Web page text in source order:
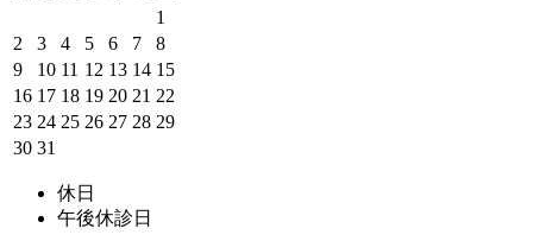
1
2
3 4 5 6 7
8
9
10 11 12 13 14 15
16 17 18 19 20 21 22
23 24 25 26 27 28 29
30 31
休日
午後休診日